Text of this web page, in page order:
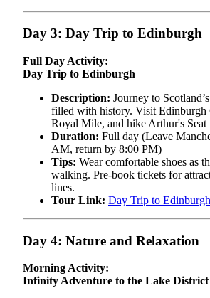
Day 3: Day Trip to Edinburgh
Full Day Activity:
Day Trip to Edinburgh
Description: Journey to
filled with history. Visit Edinburgh
Royal Mile, and hike Arthur's
Duration: Full day (Leave
AM, return by 8:00 PM)
Tips: Wear comfortable shoes as
walking. Pre-book tickets for
lines.
Tour Link: Day Trip to Edinburgh
Day 4: Nature and Relaxation
Morning Activity:
Infinity Adventure to the Lake District